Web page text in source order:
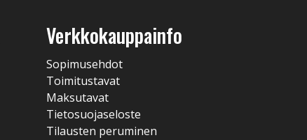
Verkkokauppainfo
Sopimusehdot
Toimitustavat
Maksutavat
Tietosuojaseloste
Tilausten peruminen